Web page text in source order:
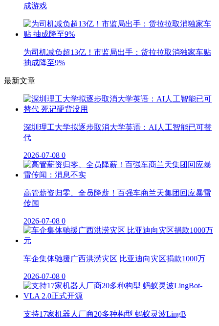
成游戏
为司机减负超13亿！市监局出手：货拉拉取消独家车贴
抽成降至9%
最新文章
深圳理工大学拟逐步取消大学英语：AI人工智能已可替
代
2026-07-08 0
高管薪资归零、全员降薪！百强车商兰天集团回应暴雷
传闻
2026-07-08 0
车企集体驰援广西洪涝灾区 比亚迪向灾区捐款1000万
2026-07-08 0
支持17家机器人厂商20多种构型 蚂蚁灵波LingB